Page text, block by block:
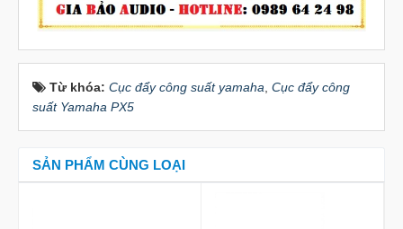
Từ khóa: Cục đẩy công suất yamaha Cục đẩy công
suất Yamaha PX5
SẢN PHẨM CÙNG LOẠI